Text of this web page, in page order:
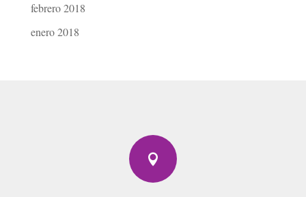
febrero 2018
enero 2018
